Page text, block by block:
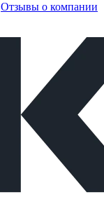
Отзывы о компании